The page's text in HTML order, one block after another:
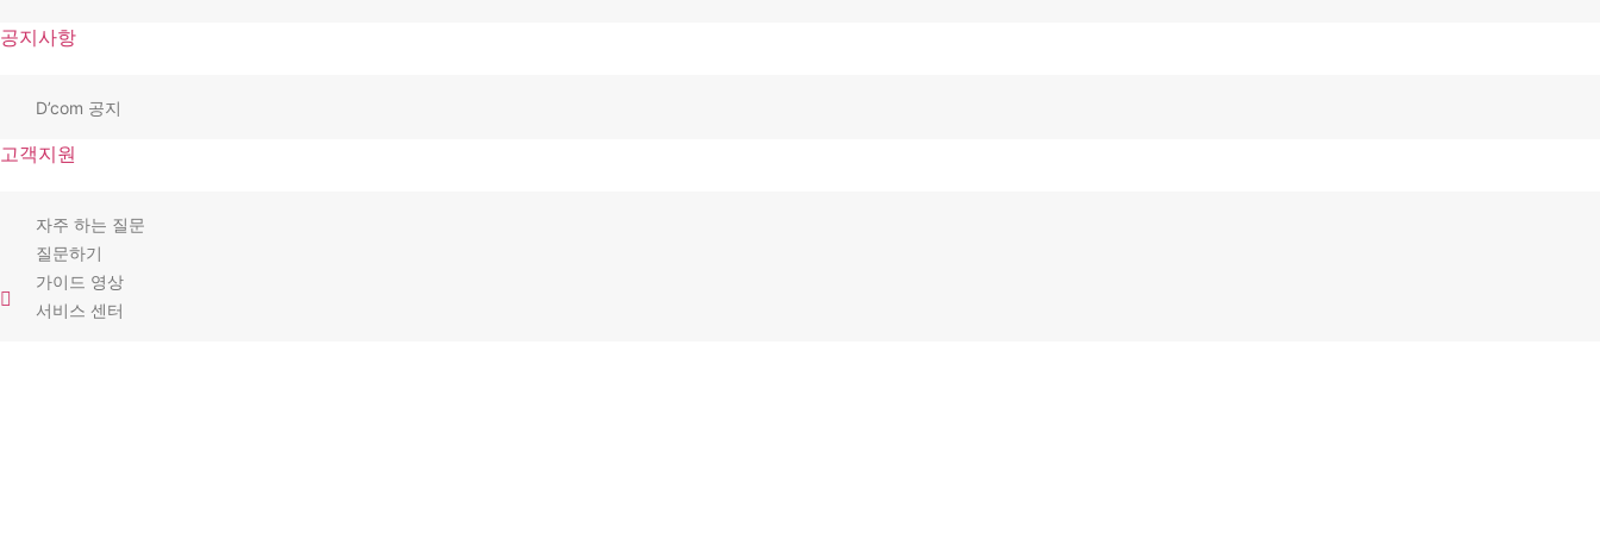
공지사항
D’com 공지
고객지원
자주 하는 질문
질문하기
가이드 영상
서비스 센터